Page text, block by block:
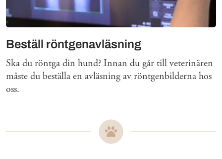
Beställ röntgenavläsning
Ska du röntga din hund? Innan du går till veterinären
måste du beställa en avläsning av röntgenbilderna hos
oss.